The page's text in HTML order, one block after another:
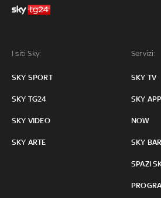
I siti Sky:
SKY SPORT
SKY TG24
SKY VIDEO
SKY ARTE
Servizi:
SKY TV
SKY
NOW
SKY BAR
SPAZI